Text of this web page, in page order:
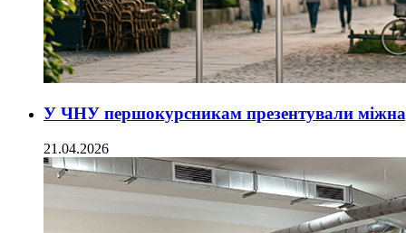
У ЧНУ першокурсникам презентували
21.04.2026